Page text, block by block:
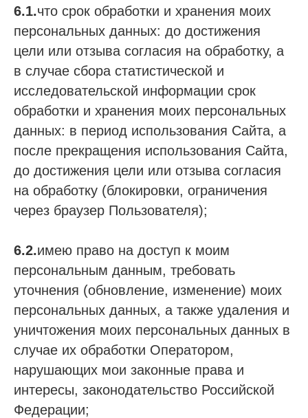
6.1.что срок обработки и хранения моих
персональных данных: до достижения
цели или отзыва согласия на обработку, а
в случае сбора статистической и
исследовательской информации срок
обработки и хранения моих персональных
данных: в период использования Сайта, а
после прекращения использования Сайта,
до достижения цели или отзыва согласия
на обработку (блокировки, ограничения
через браузер Пользователя);
6.2.имею право на доступ к моим
персональным данным, требовать
уточнения (обновление, изменение) моих
персональных данных, а также удаления и
уничтожения моих персональных данных в
случае их обработки Оператором,
нарушающих мои законные права и
интересы, законодательство Российской
Федерации;